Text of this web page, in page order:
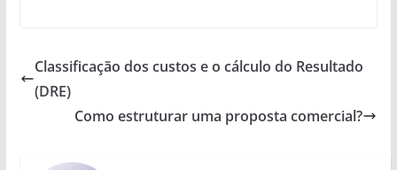
Classificação dos custos e o cálculo do Resultado
(DRE)
Como estruturar uma proposta comercial?